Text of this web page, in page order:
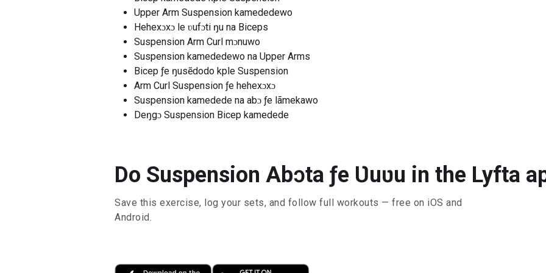
Upper Arm Suspension kamededewo
Hehexɔxɔ le ʋufɔti ŋu na Biceps
Suspension Arm Curl mɔnuwo
Suspension kamededewo na Upper Arms
Bicep ƒe ŋusẽdodo kple Suspension
Arm Curl Suspension ƒe hehexɔxɔ
Suspension kamedede na abɔ ƒe lãmekawo
Deŋgɔ Suspension Bicep kamedede
Do Suspension Abɔta ƒe Ʋuʋu in the Lyfta
Save this exercise, log your sets, and follow full workouts — free on iOS and
Android.